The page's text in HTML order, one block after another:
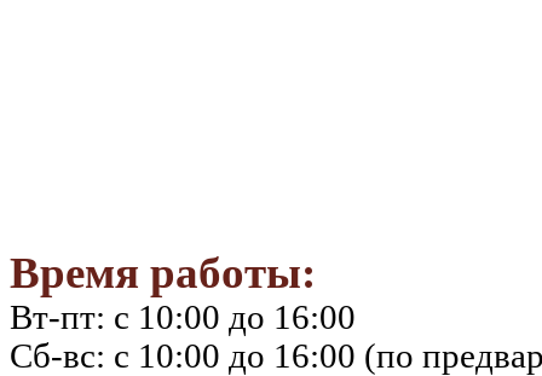
Время работы:
Вт-пт: с 10:00 до 16:00
Сб-вс: с 10:00 до 16:00 (по